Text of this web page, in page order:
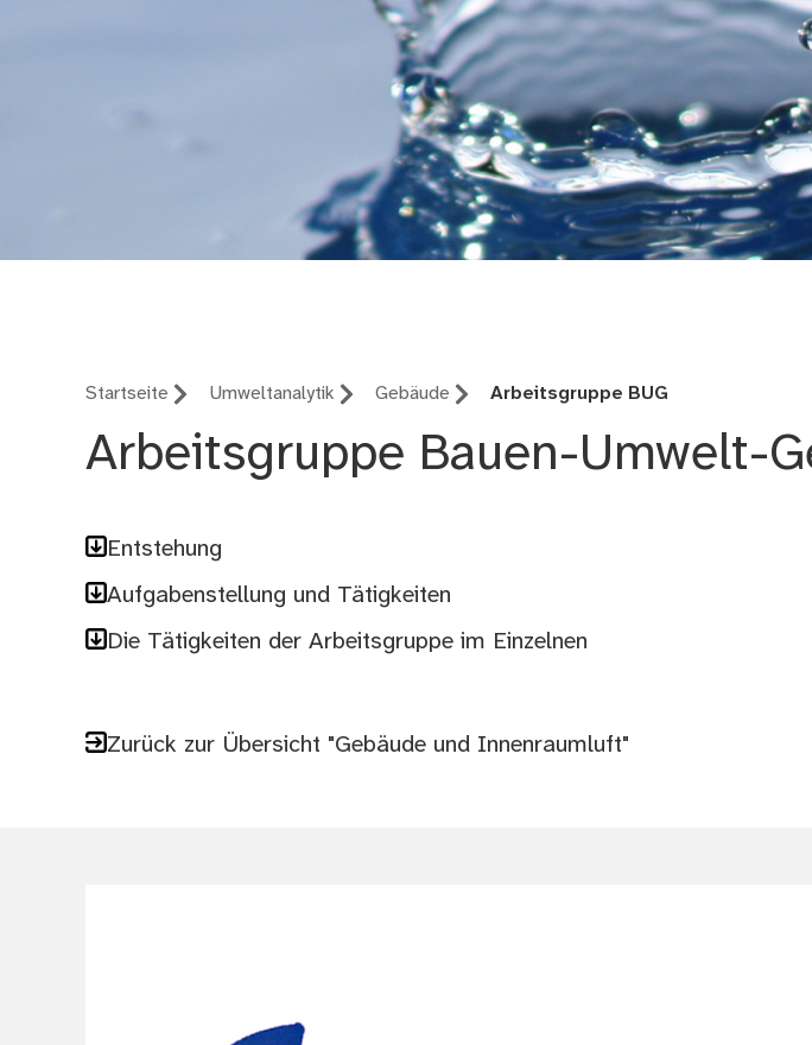
Startseite Umweltanalytik Gebäude Arbeitsgruppe BUG
Arbeitsgruppe Bauen-Umwelt-
Entstehung
Aufgabenstellung und Tätigkeiten
Die Tätigkeiten der Arbeitsgruppe im Einzelnen
Zurück zur Übersicht "Gebäude und Innenraumluft"